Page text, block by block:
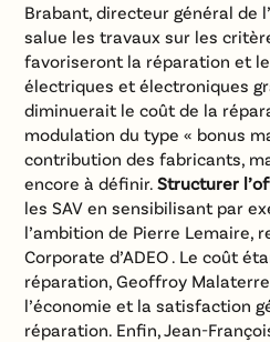
Brabant, directeur général de
salue les travaux sur les
favoriseront la réparation et
électriques et électroniques
diminuerait le coût de la
modulation du type « bonus
contribution des fabricants,
encore à définir.Structurer
les SAV en sensibilisant par
l’ambition de Pierre Lemaire,
Corporate d’ADEO . Le coût
réparation, Geoffroy
l’économie et la satisfaction
réparation. Enfin, Jean-